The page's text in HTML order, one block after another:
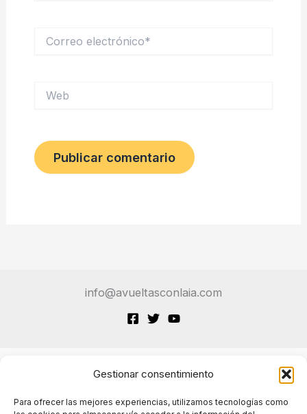
Gestionar consentimiento
Para ofrecer las mejores experiencias, utilizamos tecnologías como
electrónico*
info@avueltasconlaia.com